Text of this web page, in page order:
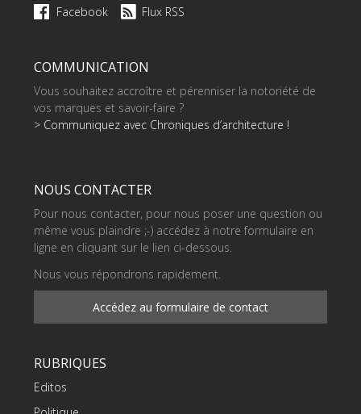
Facebook Flux RSS
COMMUNICATION
Vous souhaitez accroître et pérenniser la notoriété de
vos marques et savoir-faire ?
> Communiquez avec Chroniques d’architecture !
NOUS CONTACTER
Pour nous contacter, pour nous poser une question ou
même vous plaindre ;-) accédez à notre formulaire en
ligne en cliquant sur le lien ci-dessous.
Nous vous répondrons rapidement.
Accédez au formulaire de contact
RUBRIQUES
Editos